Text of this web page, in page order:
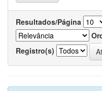
Resultados/Página
Registro(s)